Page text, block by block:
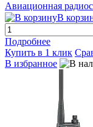
Авиационная
В
Подробнее
Купить в 1 клик
В избранное